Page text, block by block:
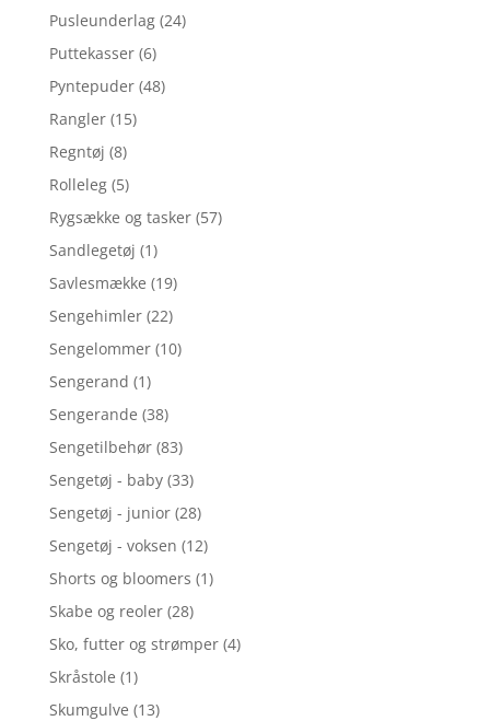
Pusleunderlag (24)
Puttekasser (6)
Pyntepuder (48)
Rangler (15)
Regntøj (8)
Rolleleg (5)
Rygsække og tasker (57)
Sandlegetøj (1)
Savlesmække (19)
Sengehimler (22)
Sengelommer (10)
Sengerand (1)
Sengerande (38)
Sengetilbehør (83)
Sengetøj - baby (33)
Sengetøj - junior (28)
Sengetøj - voksen (12)
Shorts og bloomers (1)
Skabe og reoler (28)
Sko, futter og strømper (4)
Skråstole (1)
Skumgulve (13)